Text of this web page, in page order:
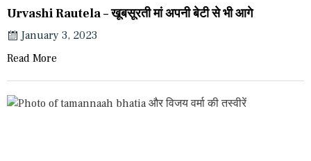
Urvashi Rautela – खूबसूरती मां अपनी बेटी से भी आगे
January 3, 2023
Read More